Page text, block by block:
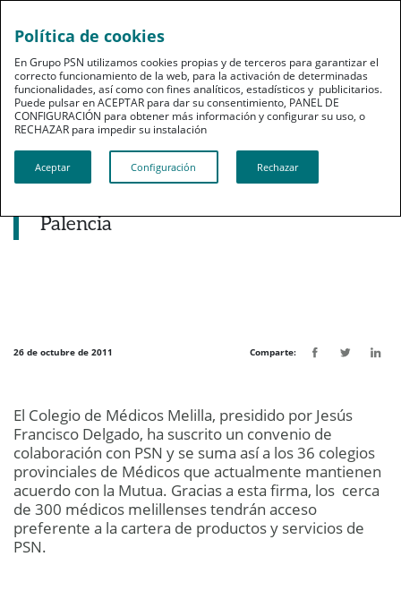
Noticias destacadas
PSN firma convenio con Médicos de
Palencia
26 de octubre de 2011 Comparte:
El Colegio de Médicos Melilla, presidido por Jesús
Francisco Delgado, ha suscrito un convenio de
colaboración con PSN y se suma así a los 36 colegios
provinciales de Médicos que actualmente mantienen
acuerdo con la Mutua. Gracias a esta firma, los cerca
de 300 médicos melillenses tendrán acceso
preferente a la cartera de productos y servicios de
PSN.
Política de cookies
En Grupo PSN utilizamos cookies propias y de terceros para garantizar el
correcto funcionamiento de la web, para la activación de determinadas
funcionalidades, así como con fines analíticos, estadísticos y publicitarios.
Puede pulsar en ACEPTAR para dar su consentimiento, PANEL DE
CONFIGURACIÓN para obtener más información y configurar su uso, o
RECHAZAR para impedir su instalación​​​​​​​
Aceptar Configuración Rechazar